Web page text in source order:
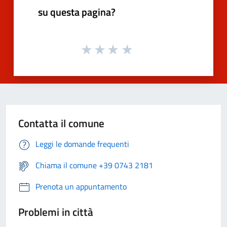
su questa pagina?
Contatta il comune
Leggi le domande frequenti
Chiama il comune +39 0743 2181
Prenota un appuntamento
Problemi in città